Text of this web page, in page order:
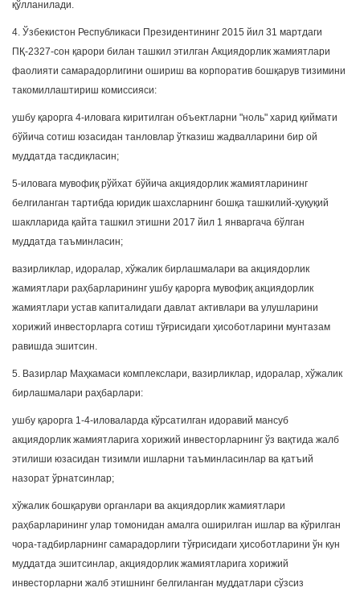
қўлланилади.
4. Ўзбекистон Республикаси Президентининг 2015 йил 31 мартдаги
ПҚ-2327-сон қарори билан ташкил этилган Акциядорлик жамиятлари
фаолияти самарадорлигини ошириш ва корпоратив бошқарув тизимини
такомиллаштириш комиссияси:
ушбу қарорга 4-иловага киритилган объектларни "ноль" харид қиймати
бўйича сотиш юзасидан танловлар ўтказиш жадвалларини бир ой
муддатда тасдиқласин;
5-иловага мувофиқ рўйхат бўйича акциядорлик жамиятларининг
белгиланган тартибда юридик шахсларнинг бошқа ташкилий-ҳуқуқий
шаклларида қайта ташкил этишни 2017 йил 1 январгача бўлган
муддатда таъминласин;
вазирликлар, идоралар, хўжалик бирлашмалари ва акциядорлик
жамиятлари раҳбарларининг ушбу қарорга мувофиқ акциядорлик
жамиятлари устав капиталидаги давлат активлари ва улушларини
хорижий инвесторларга сотиш тўғрисидаги ҳисоботларини мунтазам
равишда эшитсин.
5. Вазирлар Маҳкамаси комплекслари, вазирликлар, идоралар, хўжалик
бирлашмалари раҳбарлари:
ушбу қарорга 1-4-иловаларда кўрсатилган идоравий мансуб
акциядорлик жамиятларига хорижий инвесторларнинг ўз вақтида жалб
этилиши юзасидан тизимли ишларни таъминласинлар ва қатъий
назорат ўрнатсинлар;
хўжалик бошқаруви органлари ва акциядорлик жамиятлари
раҳбарларининг улар томонидан амалга оширилган ишлар ва кўрилган
чора-тадбирларнинг самарадорлиги тўғрисидаги ҳисоботларини ўн кун
муддатда эшитсинлар, акциядорлик жамиятларига хорижий
инвесторларни жалб этишнинг белгиланган муддатлари сўзсиз